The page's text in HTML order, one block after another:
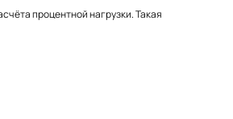
процентной нагрузки. Такая